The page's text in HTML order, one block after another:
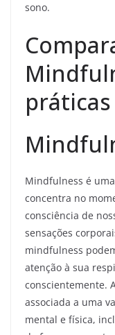
sono.
Mindfulness é
concentra no
consciência de
sensações
mindfulness
atenção à sua
conscientemente.
associada a uma
mental e física,